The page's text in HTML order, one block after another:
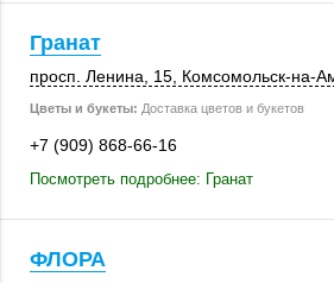
Гранат
просп. Ленина, 15 , Комсомольск-на-
Цветы и букеты: Доставка цветов и букетов
+7 (909) 868-66-16
Посмотреть подробнее: Гранат
ФЛОРА